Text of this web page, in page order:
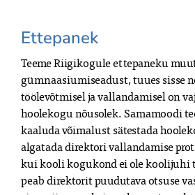
Ettepanek
Teeme Riigikogule ettepaneku
gümnaasiumiseadust, tuues sisse
töölevõtmisel ja vallandamisel on
hoolekogu nõusolek. Samamoodi
kaaluda võimalust sätestada
algatada direktori vallandamise
kui kooli kogukond ei ole koolijuhi
peab direktorit puudutava otsuse